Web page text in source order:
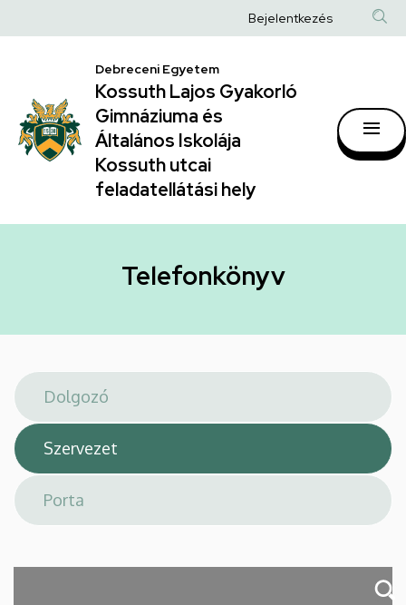
|
Kossuth
Lajos
Gyakorló
Gimnáziuma
Általános
hely
a
Anonim
fiók
Bejelentkezés
Debreceni Egyetem
Kossuth Lajos Gyakorló
Gimnáziuma és
Általános Iskolája
Kossuth utcai
feladatellátási hely
Telefonkönyv